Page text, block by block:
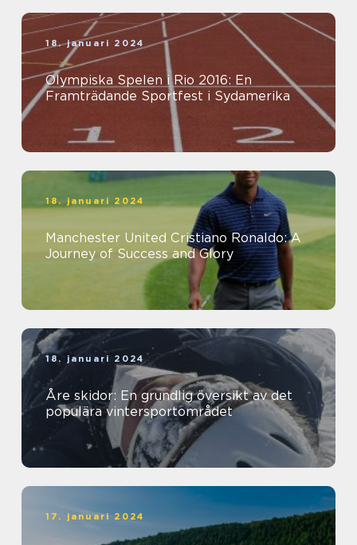
18. januari 2024
Olympiska Spelen i Rio 2016: En
Framträdande Sportfest i Sydamerika
18. januari 2024
Manchester United Cristiano Ronaldo: A
Journey of Success and Glory
18. januari 2024
Åre skidor: En grundlig översikt av det
populära vintersportområdet
17. januari 2024